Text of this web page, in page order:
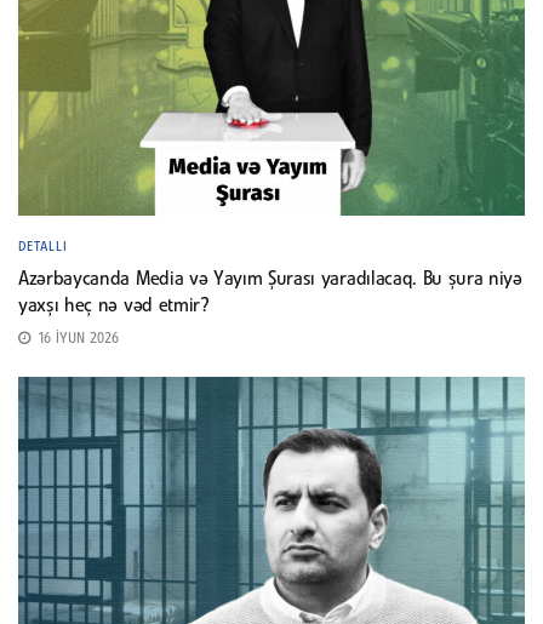
DETALLI
Azərbaycanda Media və Yayım Şurası yaradılacaq. Bu şura niyə
yaxşı heç nə vəd etmir?
16 İYUN 2026